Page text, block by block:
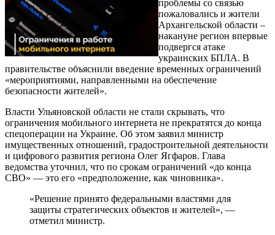
проблемы со связью
пожаловались и жители
Архангельской области –
накануне регион впервые
подвергся атаке
украинских БПЛА. В
правительстве объяснили введение временных ограничений
«мероприятиями, направленными на обеспечение
безопасности жителей».
Власти Ульяновской области не стали скрывать, что
ограничения мобильного интернета не прекратятся до конца
спецоперации на Украине. Об этом заявил министр
имущественных отношений, градостроительной деятельности
и цифрового развития региона Олег Ягфаров. Глава
ведомства уточнил, что по срокам ограничений «до конца
СВО» — это его «предположение, как чиновника».
«Решение принято федеральными властями для
защиты стратегических объектов и жителей», —
отметил министр.